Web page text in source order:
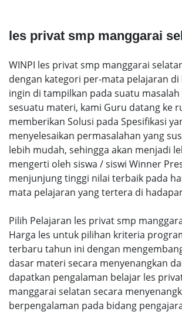
les privat smp manggarai
WINPI les privat smp manggarai
dengan kategori per-mata pelajaran di
ingin di tampilkan pada suatu
sesuatu materi, kami Guru datang ke
memberikan Solusi pada Spesifikasi
menyelesaikan permasalahan yang
lebih mudah, sehingga akan menjadi
mengerti oleh siswa / siswi Winner
menjunjung tinggi nilai terbaik pada
mata pelajaran yang tertera di
Pilih Pelajaran les privat smp
Harga les untuk pilihan kriteria
terbaru tahun ini dengan
dasar materi secara menyenangkan
dapatkan pengalaman belajar les
manggarai selatan secara
berpengalaman pada bidang